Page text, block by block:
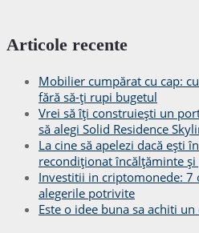
Articole recente
Mobilier cumpărat cu cap:
fără să-ți rupi bugetul
Vrei să îți construiești un
să alegi Solid Residence
La cine să apelezi dacă ești
recondiționat încălțăminte și
Investitii in criptomonede: 7
alegerile potrivite
Este o idee buna sa achiti